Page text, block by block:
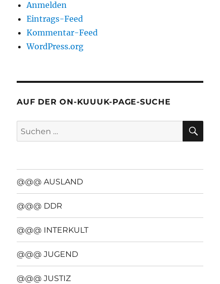
Anmelden
Eintrags-Feed
Kommentar-Feed
WordPress.org
AUF DER ON-KUUUK-PAGE-SUCHE
Suchen
nach:
@@@ AUSLAND
@@@ DDR
@@@ INTERKULT
@@@ JUGEND
@@@ JUSTIZ